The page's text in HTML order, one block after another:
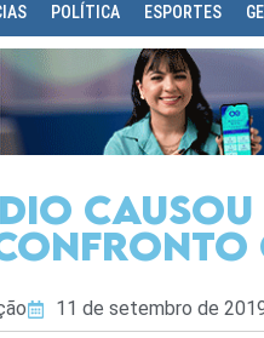
POLÍTICA ESPORTES
11 de setembro de